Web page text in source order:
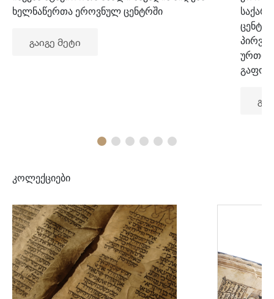
ხელნაწერთა ეროვნულ ცენტრში
გაიგე მეტი
კოლექციები